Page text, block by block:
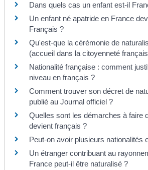
Dans quels cas un enfant est-il
Un enfant né apatride en France
Français ?
Qu'est-que la cérémonie de
(accueil dans la citoyenneté
Nationalité française : comment
niveau en français ?
Comment trouver son décret de
publié au Journal officiel ?
Quelles sont les démarches à faire
devient français ?
Peut-on avoir plusieurs nationalités
Un étranger contribuant au
France peut-il être naturalisé ?